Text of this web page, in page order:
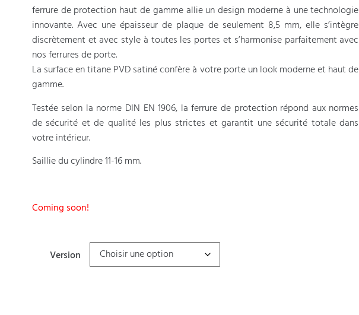
ferrure de protection haut de gamme allie un design moderne à une technologie
innovante. Avec une épaisseur de plaque de seulement 8,5 mm, elle s’intègre
discrètement et avec style à toutes les portes et s’harmonise parfaitement avec
nos ferrures de porte.
La surface en titane PVD satiné confère à votre porte un look moderne et haut de
gamme.
Testée selon la norme DIN EN 1906, la ferrure de protection répond aux normes
de sécurité et de qualité les plus strictes et garantit une sécurité totale dans
votre intérieur.
Saillie du cylindre 11-16 mm.
Coming soon!
Version